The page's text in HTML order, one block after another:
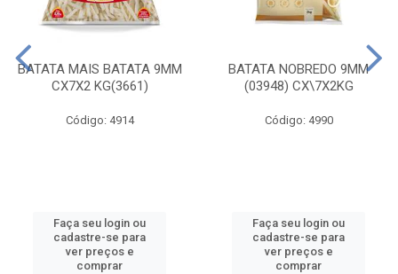
BATATA MAIS BATATA 9MM
CX7X2 KG(3661)
Código: 4914
Faça seu login ou
cadastre-se para
ver preços e
comprar
BATATA NOBREDO 9MM
(03948) CX\7X2KG
Código: 4990
Faça seu login ou
cadastre-se para
ver preços e
comprar